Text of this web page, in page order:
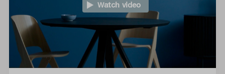
Watch video